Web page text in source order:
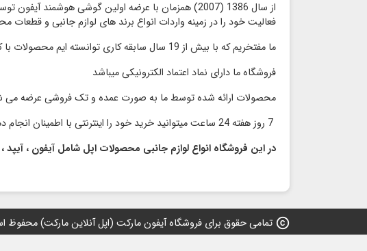
از سال 1386 (2007) همزمان با عرضه اولین گوشی هوشمند آیفون توسط شرکت اپل ،
فعالیت خود را در زمینه واردات انواع برند های لوازم جانبی و قطعات
ما مفتخریم که با بیش از 19 سال سابقه کاری توانسته ایم محصولات با کیفیت را با قیمت مناسب و رقابتی بدون واسطه به مشتریان گرامی ارائه کنیم
فروشگاه ما دارای نماد اعتماد الكترونیكی میباشد
محصولات ارائه شده توسط ما به صورت عمده و تک فروشی عرضه می
در این فروشگاه انواع لوازم جانبی محصولات اپل شامل آیفون ،
copyright تمامی حقوق برای فروشگاه آیفون مارکت (اپل آنلاین مارکت) محفوظ است